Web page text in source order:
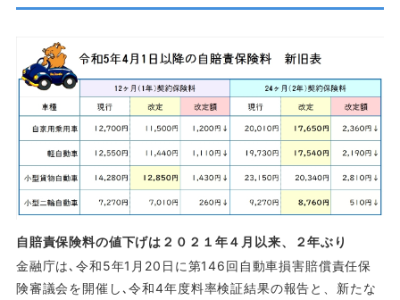
自賠責保険料の値下げは２０２１年４月以来、２年ぶり
金融庁は､令和5年1月20日に第146回自動車損害賠償責任保
険審議会を開催し､令和4年度料率検証結果の報告と、新たな